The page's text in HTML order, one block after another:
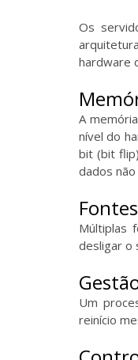
Os
hardware
A
nível do
bit (bit
dados
Múltiplas
desligar o
Um
reinício